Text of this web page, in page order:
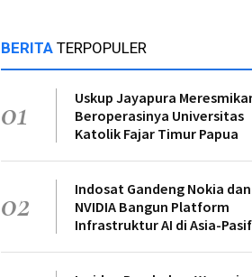
BERITA TERPOPULER
01
Uskup Jayapura
Beroperasinya Universitas
Katolik Fajar Timur Papua
02
Indosat Gandeng Nokia dan
NVIDIA Bangun Platform
Infrastruktur AI di Asia-